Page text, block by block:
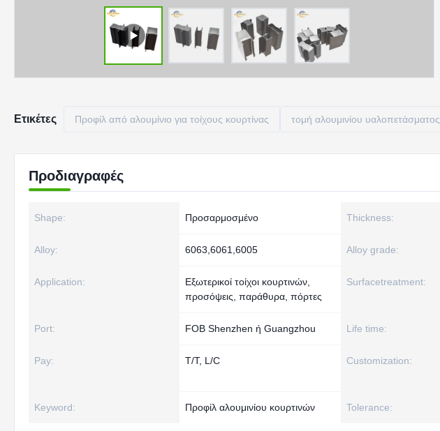
Ετικέτες Προφίλ από αλουμίνιο για τοίχους κουρτίνας τομή αλουμινίου υαλοπετάσματος
Προδιαγραφές
Shape: Προσαρμοσμένο Thickness:
Alloy: 6063,6061,6005 Alloy grade:
Application:
Εξωτερικοί τοίχοι κουρτινών,
προσόψεις, παράθυρα, πόρτες
Surfacetreatment:
Port: FOB Shenzhen ή Guangzhou Life time:
Pay: T/T, L/C Customization:
Keyword: Προφίλ αλουμινίου κουρτινών Tolerance: